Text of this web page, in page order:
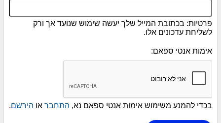
פרטיות: בכתובת המייל שלך יעשה שימוש שנועד אך ורק
לשליחת עדכונים אלו.
אימות אנטי ספאם:
בכדי להמנע משימוש אימות אנטי ספאם נא, התחבר או הירשם.